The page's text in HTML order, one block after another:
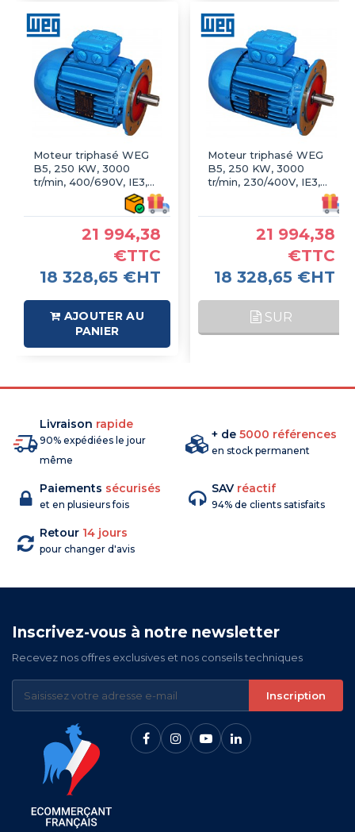
Moteur triphasé WEG
B5, 250 KW, 3000
tr/min, 400/690V, IE3,
21 994,38
€TTC
18 328,65 €HT
AJOUTER AU
PANIER
Moteur triphasé WEG
B5, 250 KW, 3000
tr/min, 230/400V, IE3,
21 994,38
€TTC
18 328,65 €HT
SUR
Livraison rapide
90% expédiées le jour
même
+ de 5000 références
en stock permanent
Paiements sécurisés
et en plusieurs fois
SAV réactif
94% de clients satisfaits
Retour 14 jours
pour changer d'avis
Inscrivez-vous à notre newsletter
Recevez nos offres exclusives et nos conseils techniques
Inscription